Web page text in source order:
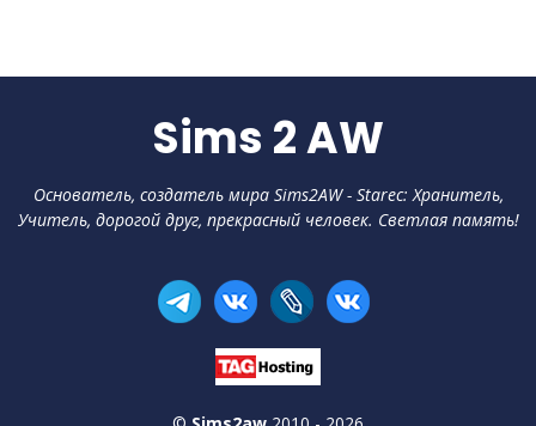
Sims 2 AW
Основатель, создатель мира Sims2AW - Starec: Хранитель,
Учитель, дорогой друг, прекрасный человек. Светлая память!